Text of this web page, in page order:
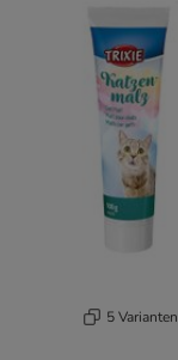
5 Varianten